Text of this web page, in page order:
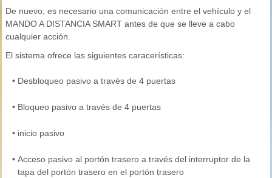
De nuevo, es necesario una comunicación entre el vehículo y el
MANDO A DISTANCIA SMART antes de que se lleve a cabo
cualquier acción.
El sistema ofrece las siguientes caracerísticas:
• Desbloqueo pasivo a través de 4 puertas
• Bloqueo pasivo a través de 4 puertas
• inicio pasivo
• Acceso pasivo al portón trasero a través del interruptor de la
tapa del portón trasero en el portón trasero